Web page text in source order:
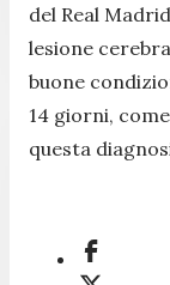
del Real
lesione
buone
14 giorni,
questa